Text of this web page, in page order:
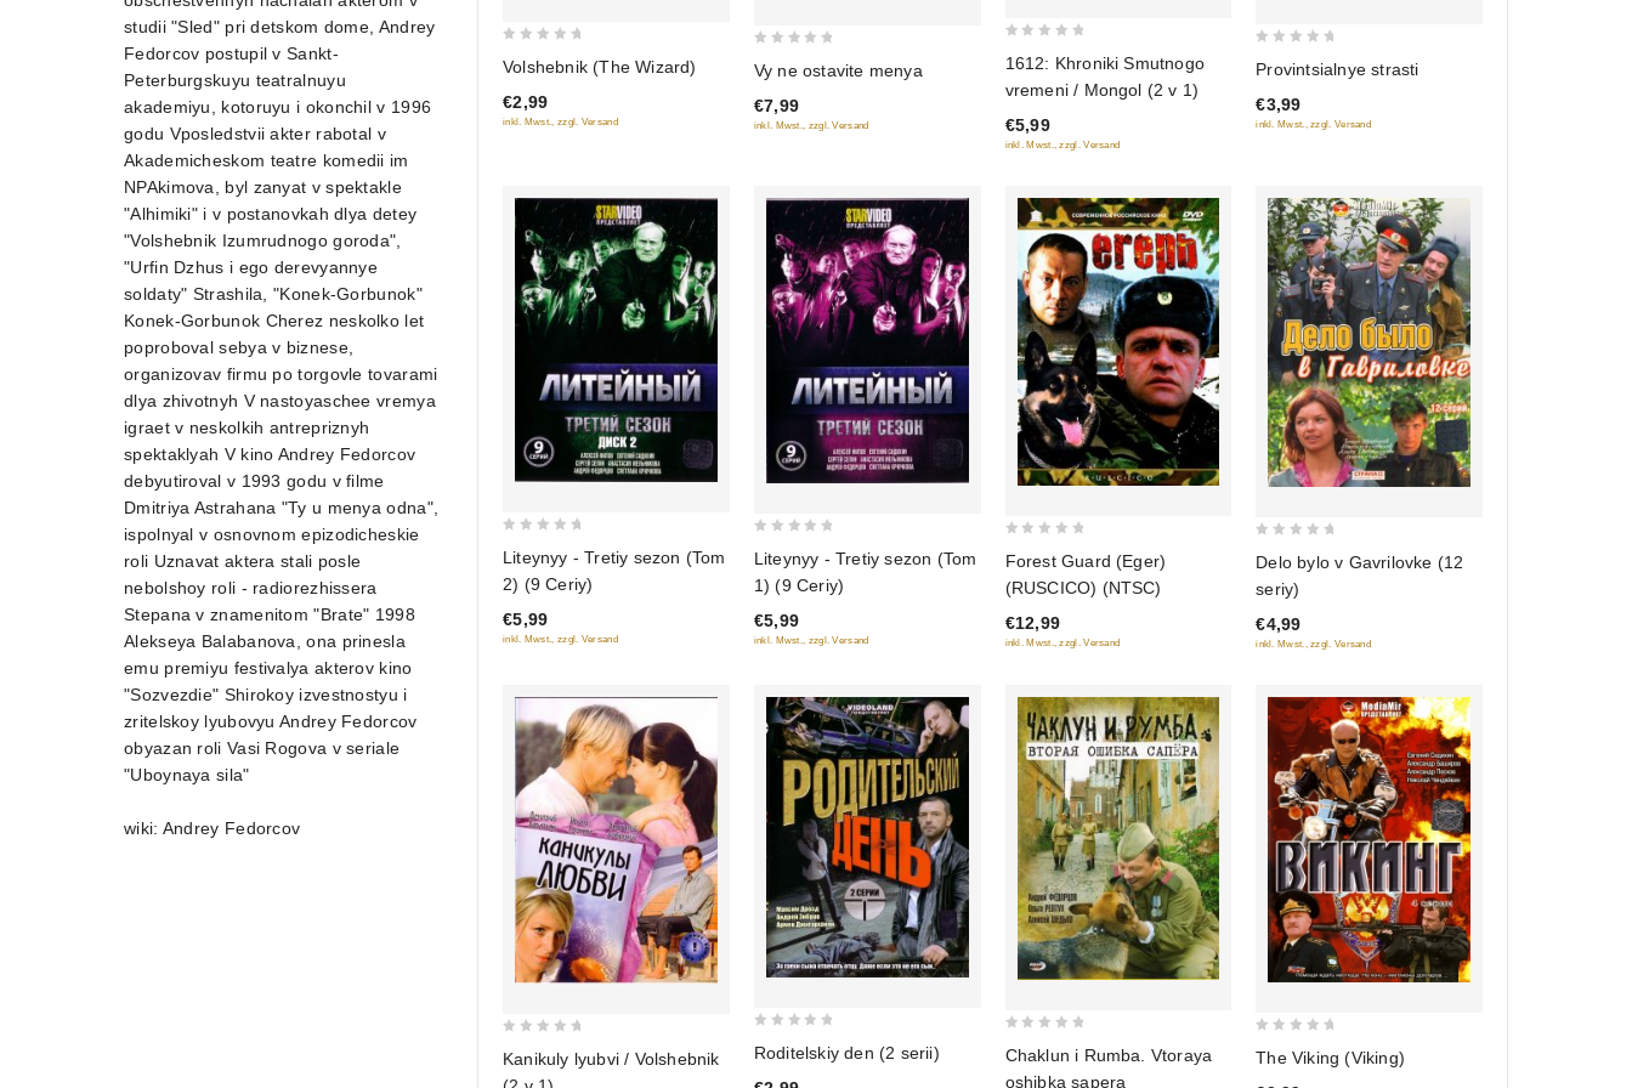
of
5
Volshebnik (The Wizard)
€2,99
inkl. Mwst., zzgl. Versand
out
of
5
Vy ne ostavite menya
€7,99
inkl. Mwst., zzgl. Versand
of
5
1612: Khroniki Smutnogo
vremeni / Mongol (2 v 1)
€5,99
inkl. Mwst., zzgl. Versand
of
5
Provintsialnye strasti
€3,99
inkl. Mwst., zzgl. Versand
of
5
Liteynyy - Tretiy sezon (Tom
2) (9 Ceriy)
€5,99
inkl. Mwst., zzgl. Versand
of
5
Liteynyy - Tretiy sezon (Tom
1) (9 Ceriy)
€5,99
inkl. Mwst., zzgl. Versand
of
5
Forest Guard (Eger)
(RUSCICO) (NTSC)
€12,99
inkl. Mwst., zzgl. Versand
of
5
Delo bylo v Gavrilovke (12
seriy)
€4,99
inkl. Mwst., zzgl. Versand
Kanikuly lyubvi / Volshebnik
Roditelskiy den (2 serii)
Chaklun i Rumba. Vtoraya
oshibka sapera
The Viking (Viking)
studii "Sled" pri detskom dome, Andrey
Fedorcov postupil v Sankt-
Peterburgskuyu teatralnuyu
akademiyu, kotoruyu i okonchil v 1996
godu Vposledstvii akter rabotal v
Akademicheskom teatre komedii im
NPAkimova, byl zanyat v spektakle
"Alhimiki" i v postanovkah dlya detey
"Volshebnik Izumrudnogo goroda",
"Urfin Dzhus i ego derevyannye
soldaty" Strashila, "Konek-Gorbunok"
Konek-Gorbunok Cherez neskolko let
poproboval sebya v biznese,
organizovav firmu po torgovle tovarami
dlya zhivotnyh V nastoyaschee vremya
igraet v neskolkih antrepriznyh
spektaklyah V kino Andrey Fedorcov
debyutiroval v 1993 godu v filme
Dmitriya Astrahana "Ty u menya odna",
ispolnyal v osnovnom epizodicheskie
roli Uznavat aktera stali posle
nebolshoy roli - radiorezhissera
Stepana v znamenitom "Brate" 1998
Alekseya Balabanova, ona prinesla
emu premiyu festivalya akterov kino
"Sozvezdie" Shirokoy izvestnostyu i
zritelskoy lyubovyu Andrey Fedorcov
obyazan roli Vasi Rogova v seriale
"Uboynaya sila"
wiki: Andrey Fedorcov